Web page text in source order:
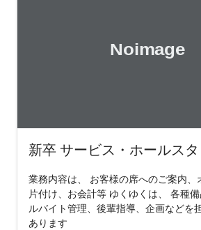
新卒 サービス・ホールス
業務内容は、 お客様の席へのご案内、
片付け、お会計等 ゆくゆくは、 各種
ルバイト管理、後輩指導、企画などを
あります